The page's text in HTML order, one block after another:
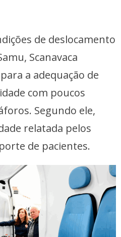
de deslocamento
Scanavaca
a adequação de
com poucos
Segundo ele,
relatada pelos
de pacientes.